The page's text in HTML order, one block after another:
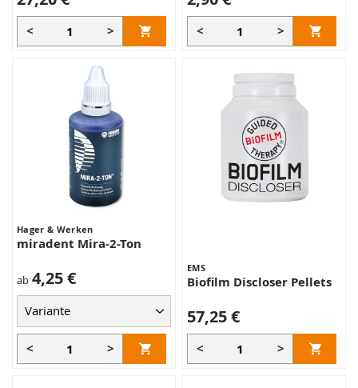
< > < >
Hager & Werken
miradent Mira-2-Ton
ab 4,25 €
< >
EMS
Biofilm Discloser Pellets
57,25 €
< >